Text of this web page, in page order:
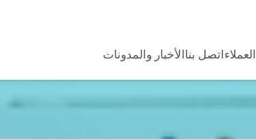
العملاءاتصل بناالأخبار والمدونات